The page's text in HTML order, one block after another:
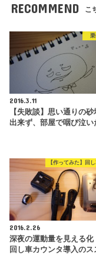
RECOMMEND こ
2016.3.11
【失敗談】思い通りの
出来ず、部屋で咽び泣い
【作ってみた】回
2016.2.26
深夜の運動量を見える化
回し車カウンタ導入のス